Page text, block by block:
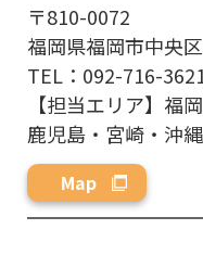
〒810-0072
福岡県福岡市中央
TEL：092-716-
【担当エリア】福
鹿児島・宮崎・沖縄
Map